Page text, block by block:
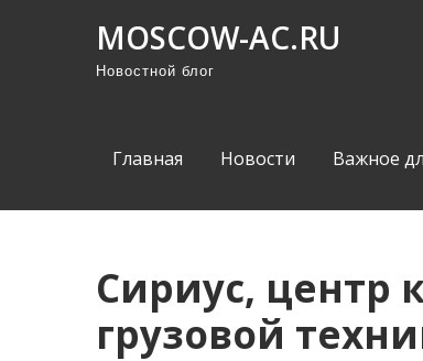
MOSCOW-AC.RU
Новостной блог
Главная Новости Важное
Сириус, центр
грузовой